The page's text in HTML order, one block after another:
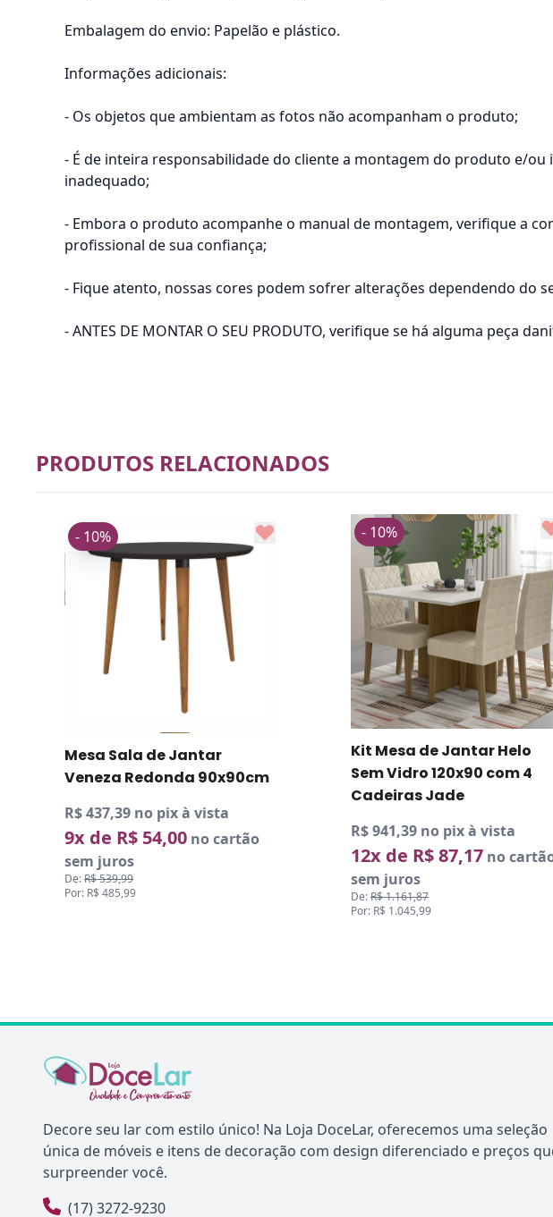
Embalagem do envio: Papelão e plástico.
Informações adicionais:
- Os objetos que ambientam as fotos não acompanham o produto;
- É de inteira responsabilidade do cliente a montagem do produto e/
inadequado;
- Embora o produto acompanhe o manual de montagem, verifique a
profissional de sua confiança;
- Fique atento, nossas cores podem sofrer alterações dependendo do
- ANTES DE MONTAR O SEU PRODUTO, verifique se há alguma peça
PRODUTOS RELACIONADOS
Mesa Sala de Jantar
Veneza Redonda 90x90cm
R$ 437,39 no pix à vista
9x de R$ 54,00 no cartão
sem juros
De:R$ 539,99
Por: R$ 485,99
- 10%
Kit Mesa de Jantar Helo
Sem Vidro 120x90 com 4
Cadeiras Jade
R$ 941,39 no pix à vista
12x de R$ 87,17 no
sem juros
De:R$ 1.161,87
Por: R$ 1.045,99
- 10%
Decore seu lar com estilo único! Na Loja DoceLar, oferecemos uma seleção
única de móveis e itens de decoração com design diferenciado e preços
surpreender você.
(17) 3272-9230